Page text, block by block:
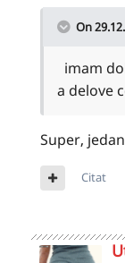
On
imam
a delove
Super,
Citat